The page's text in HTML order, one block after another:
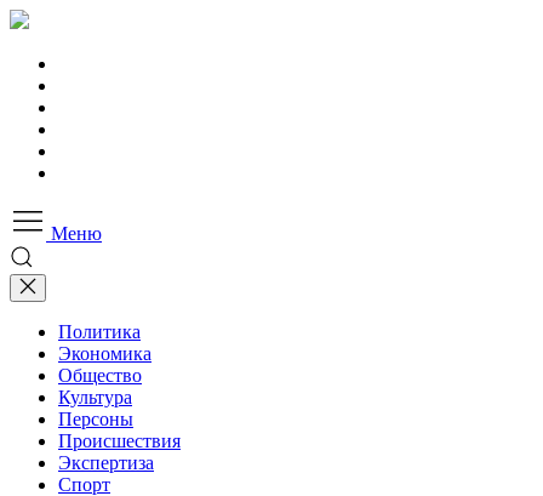
Меню
Политика
Экономика
Общество
Культура
Персоны
Происшествия
Экспертиза
Спорт